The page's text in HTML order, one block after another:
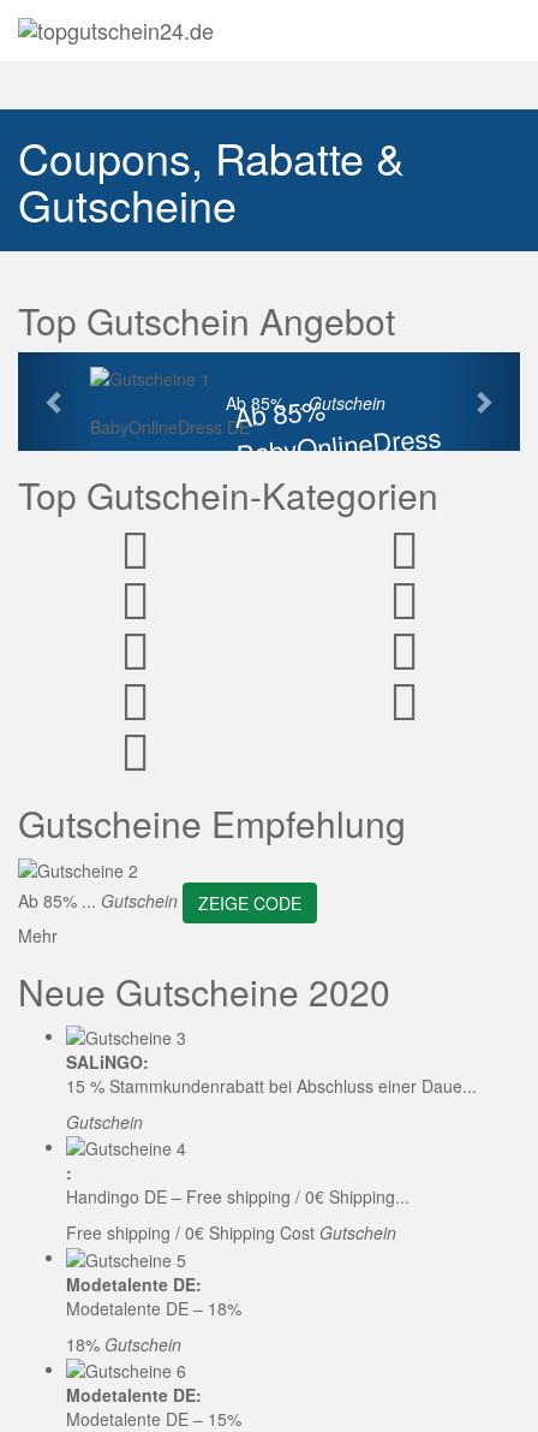
Coupons, Rabatte &
Gutscheine
Top Gutschein Angebot
Ab 85%
BabyOnlineDress
Rabatt
Ab 85% ...Gutschein
BabyOnlineDress DE
Vorherige
Top Gutschein-Kategorien
Gutscheine Empfehlung
Ab 85% ... Gutschein
ZEIGE CODE
Mehr
Neue Gutscheine 2020
SALiNGO:
15 % Stammkundenrabatt bei Abschluss einer Daue...
Gutschein
:
Handingo DE – Free shipping / 0€ Shipping...
Free shipping / 0€ Shipping Cost Gutschein
Modetalente DE:
Modetalente DE – 18%
18% Gutschein
Modetalente DE:
Modetalente DE – 15%